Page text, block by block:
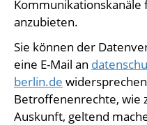
anzubieten.
Sie können der
eine E-Mail an
berlin.de
Betroffenenrechte, wie
Auskunft, geltend